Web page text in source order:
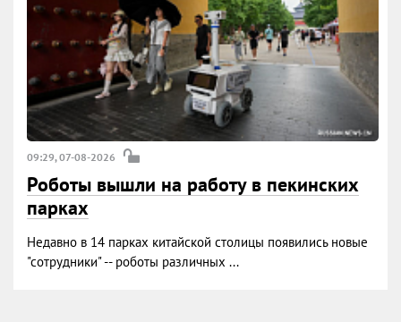
09:29, 07-08-2026
Роботы вышли на работу в пекинских
парках
Недавно в 14 парках китайской столицы появились новые
"сотрудники" -- роботы различных ...